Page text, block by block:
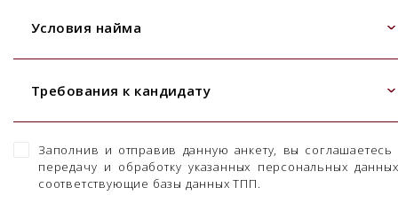
Условия найма
Требования к кандидату
Заполнив и отправив данную анкету, вы соглашаетесь
передачу и обработку указанных персональных
соответствующие базы данных ТПП.